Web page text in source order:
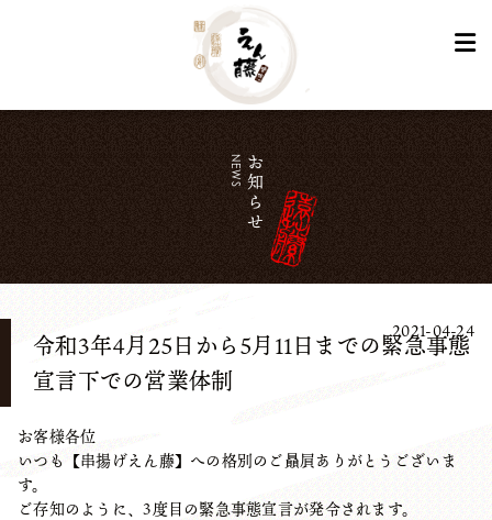
お知らせ
NEWS
令和3年4月25日から5月11日までの緊急事態
宣言下での営業体制
お客様各位
いつも【串揚げえん藤】への格別のご贔屓ありがとうございま
す。
ご存知のように、3度目の緊急事態宣言が発令されます。
2021-04-24